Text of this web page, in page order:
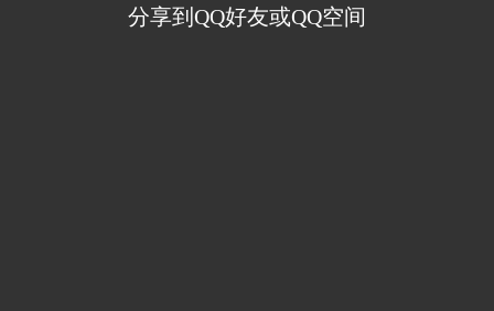
分享到QQ好友或QQ空间